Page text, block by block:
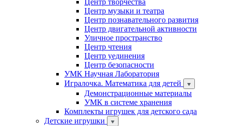
Центр творчества
Центр музыки и театра
Центр познавательного развития
Центр двигательной активности
Уличное пространство
Центр чтения
Центр уединения
Центр безопасности
УМК Научная Лаборатория
Игралочка. Математика для детей
Демонстрационные материалы
УМК в системе хранения
Комплекты игрушек для детского сада
Детские игрушки